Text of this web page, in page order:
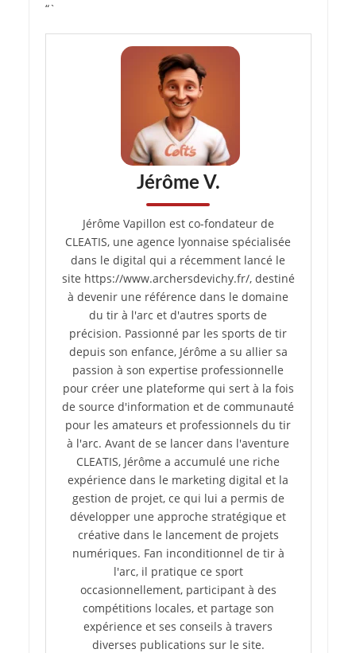
“`
Jérôme V.
Jérôme Vapillon est co-fondateur de
CLEATIS, une agence lyonnaise spécialisée
dans le digital qui a récemment lancé le
site https://www.archersdevichy.fr/, destiné
à devenir une référence dans le domaine
du tir à l'arc et d'autres sports de
précision. Passionné par les sports de tir
depuis son enfance, Jérôme a su allier sa
passion à son expertise professionnelle
pour créer une plateforme qui sert à la fois
de source d'information et de communauté
pour les amateurs et professionnels du tir
à l'arc. Avant de se lancer dans l'aventure
CLEATIS, Jérôme a accumulé une riche
expérience dans le marketing digital et la
gestion de projet, ce qui lui a permis de
développer une approche stratégique et
créative dans le lancement de projets
numériques. Fan inconditionnel de tir à
l'arc, il pratique ce sport
occasionnellement, participant à des
compétitions locales, et partage son
expérience et ses conseils à travers
diverses publications sur le site.